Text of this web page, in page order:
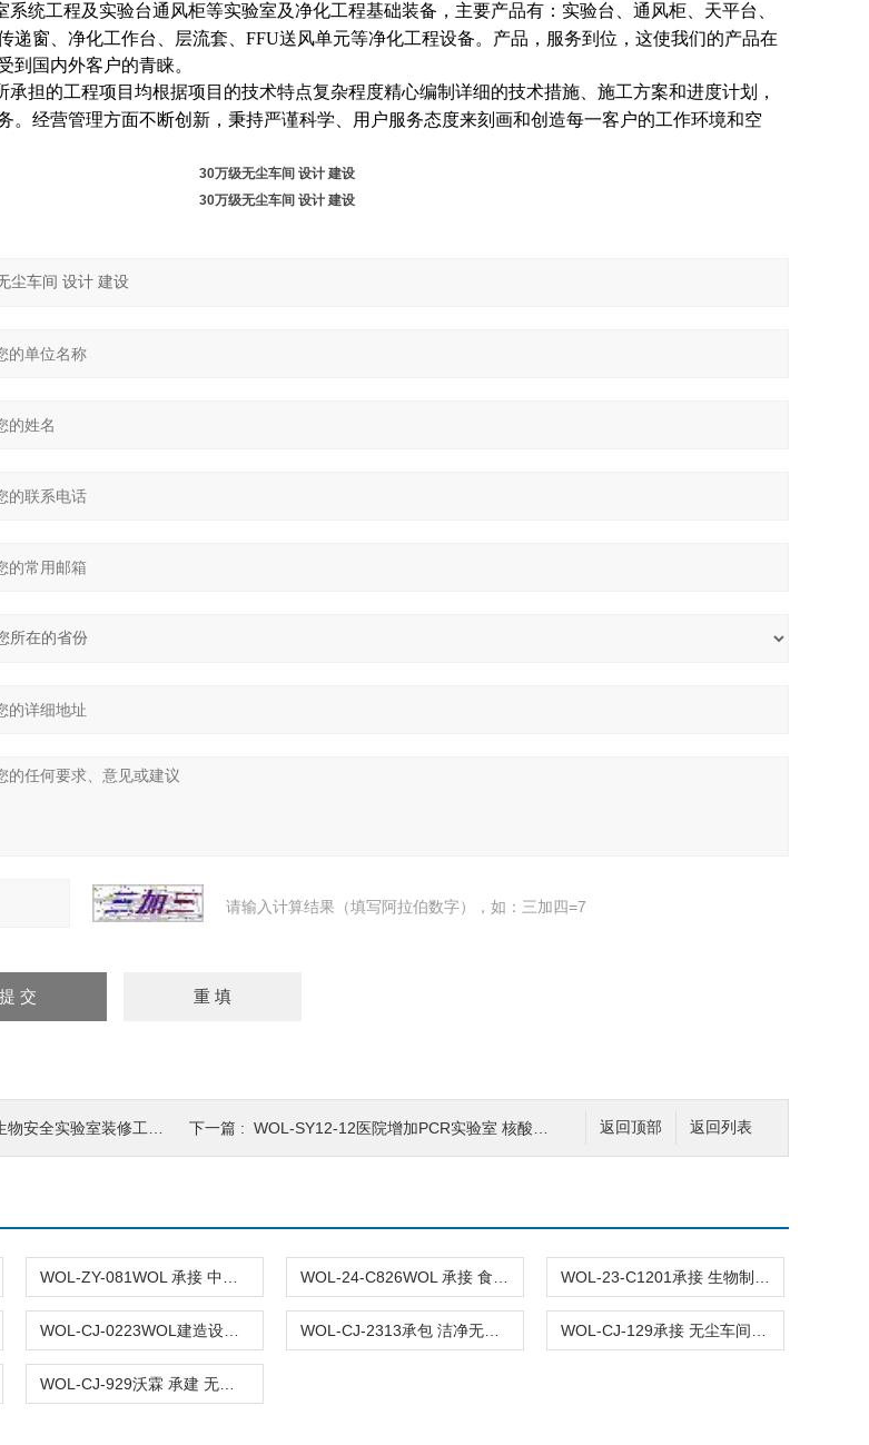
统工程及实验台通风柜等实验室及净化工程基础装备，主要产品有：实验台、通风柜、天平台、
递窗、净化工作台、层流套、FFU送风单元等净化工程设备。产品，服务到位，这使我们的产品在
到国内外客户的青睐。
担的工程项目均根据项目的技术特点复杂程度精心编制详细的技术措施、施工方案和进度计划，
。经营管理方面不断创新，秉持严谨科学、用户服务态度来刻画和创造每一客户的工作环境和空
30万级无尘车间 设计 建设
30万级无尘车间 设计 建设
请输入计算结果（填写阿拉伯数字），如：三加四=7
返回列表
返回顶部
室装修工程 实验室仪器设备 下一篇 : WOL-SY12-12医院增加PCR实验室 核酸检测pcr室